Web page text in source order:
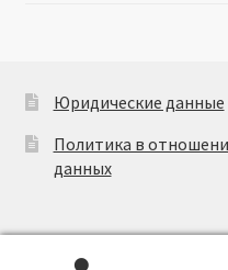
Юридические данные
Политика в
данных